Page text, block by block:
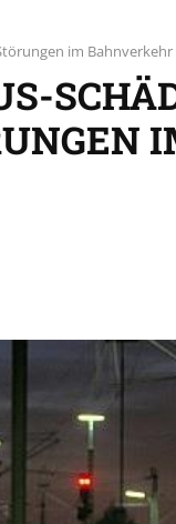
im Bahnverkehr